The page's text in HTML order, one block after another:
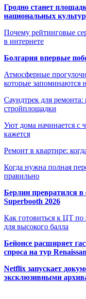
Гродно станет
национальных культур
Почему рейтинговые
в интернете
Болгария впервые
Атмосферные
которые запоминаются
Саундтрек для
стройплощадки
Уют дома начинается с
кажется
Ремонт в квартире:
Когда нужна полная
правильно
Берлин превратился в
Superbooth 2026
Как готовиться к ЦТ
для высокого балла
Бейонсе расширяет
спроса на тур
Netflix запускает
эксклюзивными